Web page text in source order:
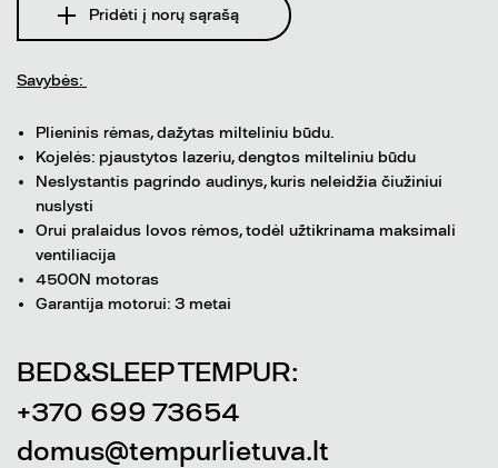
Pridėti į norų sąrašą
Savybės:
Plieninis rėmas, dažytas milteliniu būdu.
Kojelės: pjaustytos lazeriu, dengtos milteliniu būdu
Neslystantis pagrindo audinys, kuris neleidžia čiužiniui
nuslysti
Orui pralaidus lovos rėmos, todėl užtikrinama maksimali
ventiliacija
4500N motoras
Garantija motorui: 3 metai
BED&SLEEP TEMPUR:
+370 699 73654
domus@tempurlietuva.lt